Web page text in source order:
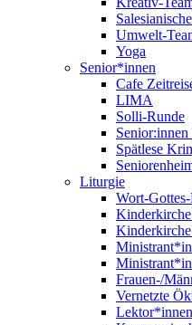
Umwelt-
Yoga
Senior*innen
Cafe
LIMA
Solli-Runde
Spätlese
Liturgie
Wort-
Frauen-/
Vernetzte
Lektor*innen